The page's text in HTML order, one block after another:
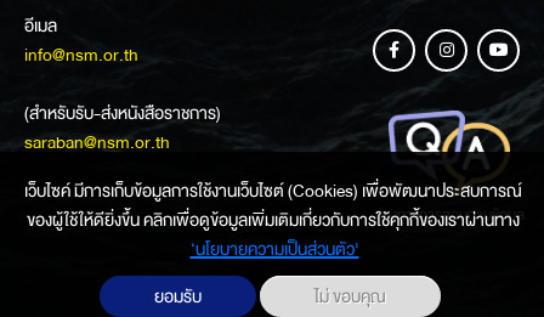
อีเมล
info@nsm.or.th
(สำหรับรับ-ส่งหนังสือราชการ)
saraban@nsm.or.th
ช่องทางการสอบถามข้อมูล
เว็บไซค์ มีการเก็บข้อมูลการใช้งานเว็บไซต์ (Cookies) เพื่อพัฒนาประสบการณ์
ของผู้ใช้ให้ดียิ่งขึ้น คลิกเพื่อดูข้อมูลเพิ่มเติมเกี่ยวกับการใช้คุกกี้ของเราผ่านทาง
‘นโยบายความเป็นส่วนตัว'
ยอมรับ
ไม่ ขอบคุณ